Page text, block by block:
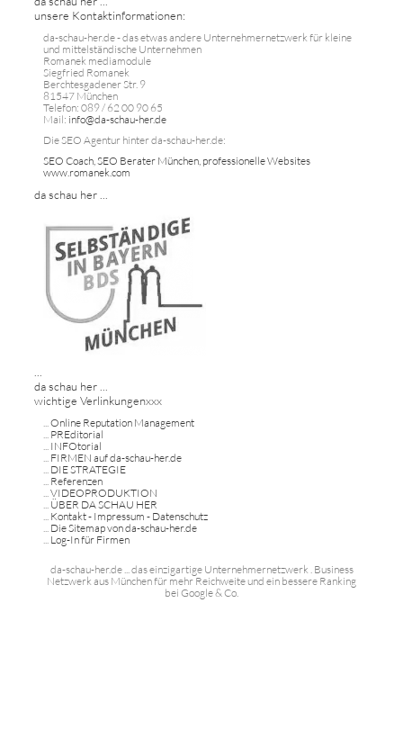
unsere Kontaktinformationen:
da-schau-her.de - das etwas andere Unternehmernetzwerk für kleine
und mittelständische Unternehmen
Romanek mediamodule
Siegfried Romanek
Berchtesgadener Str. 9
81547 München
Telefon: 089 / 62 00 90 65
Mail: info@da-schau-her.de
Die SEO Agentur hinter da-schau-her.de:
SEO Coach, SEO Berater München, professionelle Websites
www.romanek.com
da schau her ...
da schau her ...
wichtige Verlinkungenxxx
Online Reputation Management
PREditorial
INFOtorial
FIRMEN auf da-schau-her.de
DIE STRATEGIE
Referenzen
VIDEOPRODUKTION
ÜBER DA SCHAU HER
Kontakt - Impressum - Datenschutz
Die Sitemap von da-schau-her.de
Log-In für Firmen
da-schau-her.de ... das einzigartige Unternehmernetzwerk . Business
Netzwerk aus München für mehr Reichweite und ein bessere Ranking
bei Google & Co.